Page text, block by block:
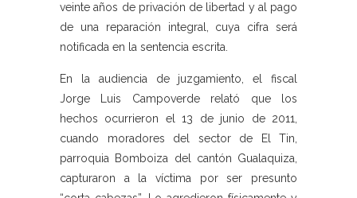
veinte años de privación de libertad y al pago
de una reparación integral, cuya cifra será
notificada en la sentencia escrita.
En la audiencia de juzgamiento, el fiscal
Jorge Luis Campoverde relató que los
hechos ocurrieron el 13 de junio de 2011,
cuando moradores del sector de El Tin,
parroquia Bomboiza del cantón Gualaquiza,
capturaron a la víctima por ser presunto